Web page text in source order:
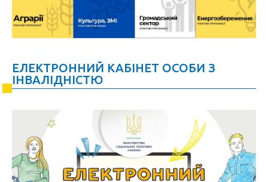
ЕЛЕКТРОННИЙ КАБІНЕТ ОСОБИ З
ІНВАЛІДНІСТЮ